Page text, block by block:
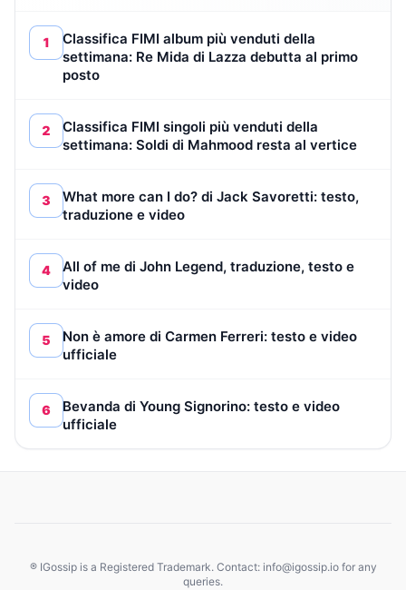
1
Classifica FIMI album più venduti della
settimana: Re Mida di Lazza debutta al primo
posto
2
Classifica FIMI singoli più venduti della
settimana: Soldi di Mahmood resta al vertice
3
What more can I do? di Jack Savoretti: testo,
traduzione e video
4
All of me di John Legend, traduzione, testo e
video
5
Non è amore di Carmen Ferreri: testo e video
ufficiale
6
Bevanda di Young Signorino: testo e video
ufficiale
® IGossip is a Registered Trademark. Contact: info@igossip.io for any
queries.